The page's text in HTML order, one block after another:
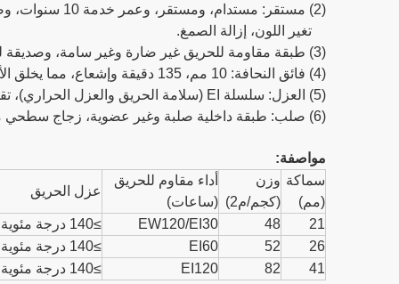
(2) مستقر: مستدام، ومستقر، وعمر خدمة 10 سنوات، وضمان 5 سنوات؛ بدون فقاعات، اصفرار،
تغير اللون، إزالة الصمغ.
(3) طبقة مقاومة للحريق غير ضارة وغير سامة، وصديقة للبيئة؛
(4) فائق النحافة: 10 مم، 135 دقيقة وإشعاع، مما يخلق الأداء الأنحف والأفضل في العالم.
(5) العزل: سلسلة EI (سلامة الحريق والعزل الحراري)، تقلل درجة الحرارة في الجانب غير المكشوف من 1000 درجة إلى 140 درجة، اجتازت معايير BS476، BSEN، AS.
(6) صلب: طبقة داخلية صلبة وغير عضوية، زجاج سطحي مقسى، يرضي المصمم بالحجم الكبير.
مواصفة:
سماكة
(مم)
وزن
(كجم/م2)
أداء مقاوم للحريق
(ساعات)
عزل الحريق
21
48
EW120/EI30 ≥140 درجة مئوية، ≥180 درجة مئوية
26
52
EI60 ≥140 درجة مئوية، ≥180 درجة مئوية
41
82
EI120 ≥140 درجة مئوية، ≥180 درجة مئوية